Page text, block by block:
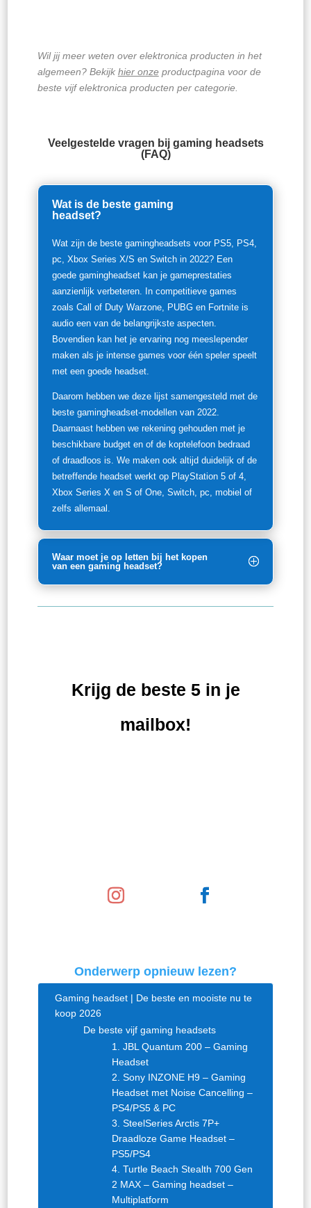
Wil jij meer weten over elektronica producten in het
algemeen? Bekijk hier onzeproductpagina voor de
beste vijf elektronica producten per categorie.
Veelgestelde vragen bij gaming headsets
(FAQ)
Wat is de beste gaming
headset?
Wat zijn de beste gamingheadsets voor PS5, PS4,
pc, Xbox Series X/S en Switch in 2022? Een
goede gamingheadset kan je gameprestaties
aanzienlijk verbeteren. In competitieve games
zoals Call of Duty Warzone, PUBG en Fortnite is
audio een van de belangrijkste aspecten.
Bovendien kan het je ervaring nog meeslepender
maken als je intense games voor één speler speelt
met een goede headset.
Daarom hebben we deze lijst samengesteld met de
beste gamingheadset-modellen van 2022.
Daarnaast hebben we rekening gehouden met je
beschikbare budget en of de koptelefoon bedraad
of draadloos is. We maken ook altijd duidelijk of de
betreffende headset werkt op PlayStation 5 of 4,
Xbox Series X en S of One, Switch, pc, mobiel of
zelfs allemaal.
Waar moet je op letten bij het kopen
van een gaming headset?
Krijg de beste 5 in je
mailbox!
Onderwerp opnieuw lezen?
Gaming headset | De beste en mooiste nu te
koop 2026
De beste vijf gaming headsets
1. JBL Quantum 200 – Gaming
Headset
2. Sony INZONE H9 – Gaming
Headset met Noise Cancelling –
PS4/PS5 & PC
3. SteelSeries Arctis 7P+
Draadloze Game Headset –
PS5/PS4
4. Turtle Beach Stealth 700 Gen
2 MAX – Gaming headset –
Multiplatform